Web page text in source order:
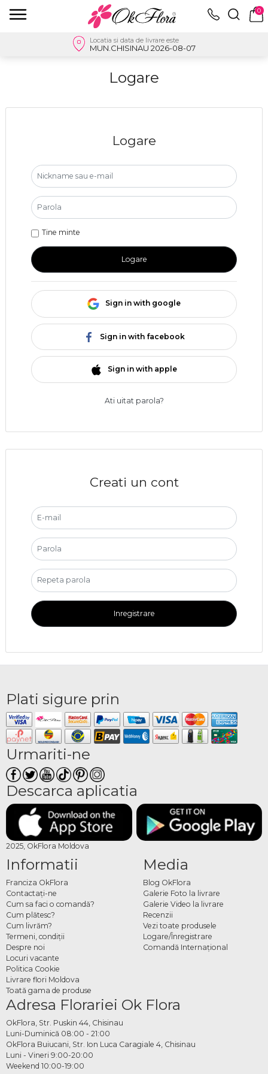
0
Locatia si data de livrare este
MUN.CHISINAU 2026-08-07
Logare
Logare
Tine minte
Logare
Sign in with google
Sign in with facebook
Sign in with apple
Ati uitat parola?
Creati un cont
Inregistrare
Plati sigure prin
Urmariti-ne
Descarca aplicatia
2025, OkFlora Moldova
Informatii
Franciza OkFlora
Contactaţi-ne
Cum sa faci o comandă?
Cum plătesc?
Cum livrăm?
Termeni, condiţii
Despre noi
Locuri vacante
Politica Cookie
Livrare flori Moldova
Toată gama de produse
Media
Blog OkFlora
Galerie Foto la livrare
Galerie Video la livrare
Recenzii
Vezi toate produsele
Logare/Înregistrare
Comandă Internațional
Adresa Florariei Ok Flora
OkFlora, Str. Puskin 44, Chisinau
Luni-Duminică 08:00 - 21:00
OkFlora Buiucani, Str. Ion Luca Caragiale 4, Chisinau
Luni - Vineri 9:00-20:00
Weekend 10:00-19:00